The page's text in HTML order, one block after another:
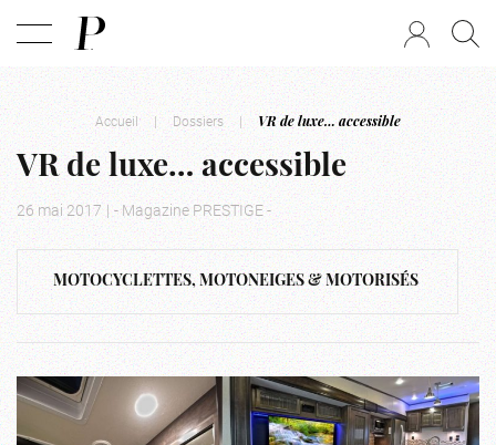
Accueil | Dossiers | VR de luxe… accessible
VR de luxe… accessible
26 mai 2017 | - Magazine PRESTIGE -
MOTOCYCLETTES, MOTONEIGES & MOTORISÉS